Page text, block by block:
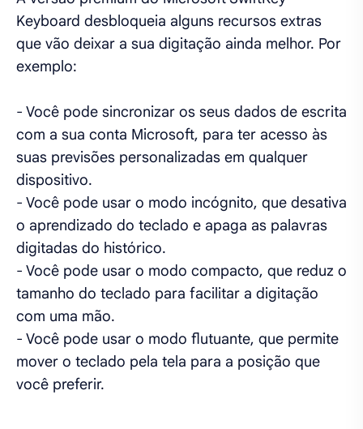
Keyboard desbloqueia alguns recursos extras
que vão deixar a sua digitação ainda melhor. Por
exemplo:
- Você pode sincronizar os seus dados de escrita
com a sua conta Microsoft, para ter acesso às
suas previsões personalizadas em qualquer
dispositivo.
- Você pode usar o modo incógnito, que desativa
o aprendizado do teclado e apaga as palavras
digitadas do histórico.
- Você pode usar o modo compacto, que reduz o
tamanho do teclado para facilitar a digitação
com uma mão.
- Você pode usar o modo flutuante, que permite
mover o teclado pela tela para a posição que
você preferir.